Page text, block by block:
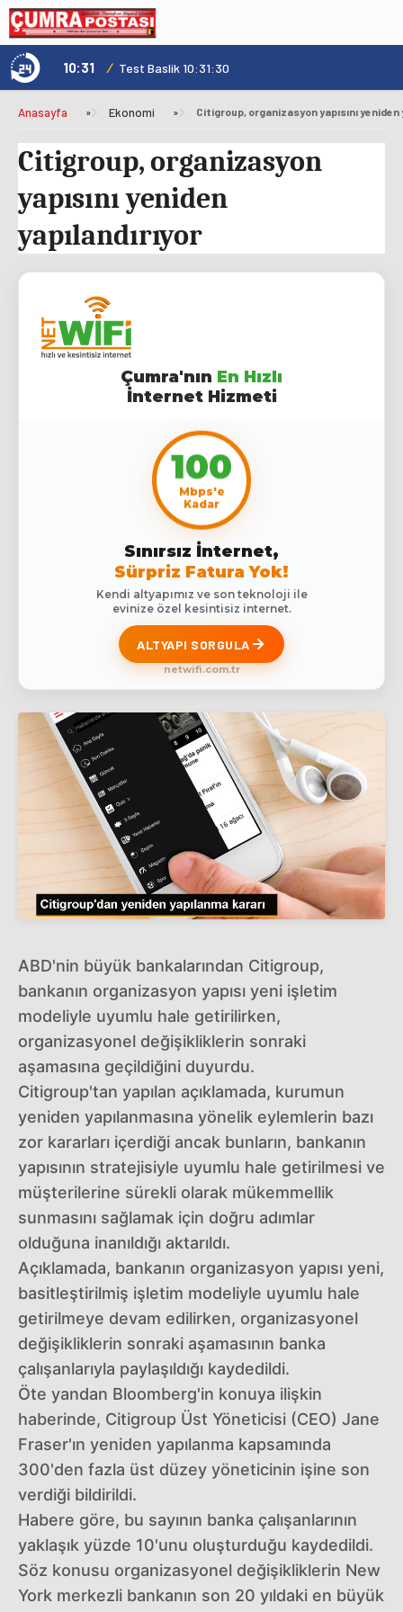
10:31 / Test Baslik 10:31:30
Anasayfa » Ekonomi » Citigroup, organizasyon yapısını yeniden
Citigroup, organizasyon
yapısını yeniden
yapılandırıyor
Çumra'nın En Hızlı
İnternet Hizmeti
100
Mbps'e
Kadar
Sınırsız İnternet,
Sürpriz Fatura Yok!
Kendi altyapımız ve son teknoloji ile
evinize özel kesintisiz internet.
ALTYAPI SORGULA
netwifi.com.tr
ABD'nin büyük bankalarından Citigroup,
bankanın organizasyon yapısı yeni işletim
modeliyle uyumlu hale getirilirken,
organizasyonel değişikliklerin sonraki
aşamasına geçildiğini duyurdu.
Citigroup'tan yapılan açıklamada, kurumun
yeniden yapılanmasına yönelik eylemlerin bazı
zor kararları içerdiği ancak bunların, bankanın
yapısının stratejisiyle uyumlu hale getirilmesi ve
müşterilerine sürekli olarak mükemmellik
sunmasını sağlamak için doğru adımlar
olduğuna inanıldığı aktarıldı.
Açıklamada, bankanın organizasyon yapısı yeni,
basitleştirilmiş işletim modeliyle uyumlu hale
getirilmeye devam edilirken, organizasyonel
değişikliklerin sonraki aşamasının banka
çalışanlarıyla paylaşıldığı kaydedildi.
Öte yandan Bloomberg'in konuya ilişkin
haberinde, Citigroup Üst Yöneticisi (CEO) Jane
Fraser'ın yeniden yapılanma kapsamında
300'den fazla üst düzey yöneticinin işine son
verdiği bildirildi.
Habere göre, bu sayının banka çalışanlarının
yaklaşık yüzde 10'unu oluşturduğu kaydedildi.
Söz konusu organizasyonel değişikliklerin New
York merkezli bankanın son 20 yıldaki en büyük